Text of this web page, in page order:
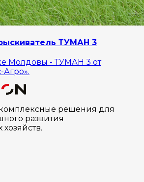
ТУМАН 3
Молдовы - ТУМАН 3 от
Агро».
решения для
развития